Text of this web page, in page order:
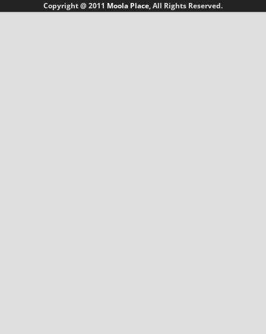
Copyright @ 2011 Moola Place, All Rights Reserved.